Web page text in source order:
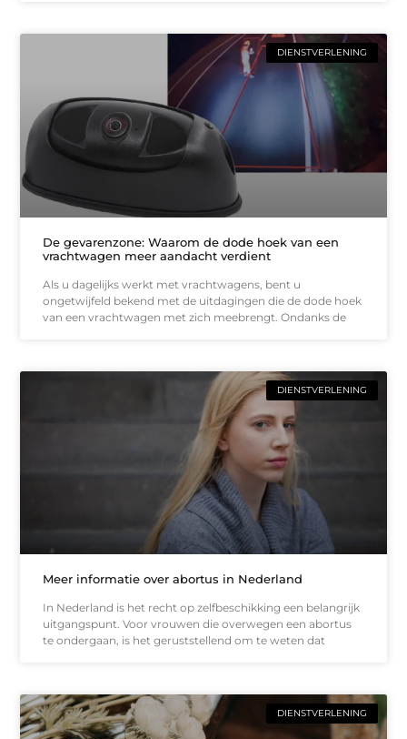
DIENSTVERLENING
De gevarenzone: Waarom de dode hoek van een
vrachtwagen meer aandacht verdient
Als u dagelijks werkt met vrachtwagens, bent u
ongetwijfeld bekend met de uitdagingen die de dode hoek
van een vrachtwagen met zich meebrengt. Ondanks de
DIENSTVERLENING
Meer informatie over abortus in Nederland
In Nederland is het recht op zelfbeschikking een belangrijk
uitgangspunt. Voor vrouwen die overwegen een abortus
te ondergaan, is het geruststellend om te weten dat
DIENSTVERLENING